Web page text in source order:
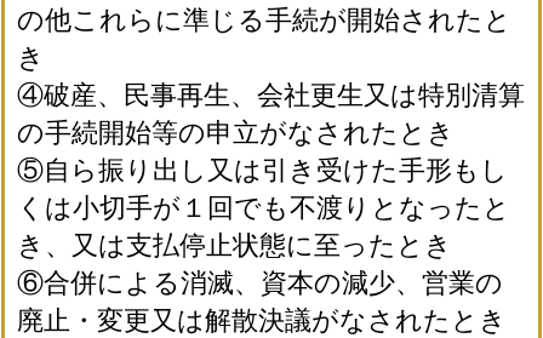
の他これらに準じる手続が開始されたと
き
④破産、民事再生、会社更生又は特別清算
の手続開始等の申立がなされたとき
⑤自ら振り出し又は引き受けた手形もし
くは小切手が１回でも不渡りとなったと
き、又は支払停止状態に至ったとき
⑥合併による消滅、資本の減少、営業の
廃止・変更又は解散決議がなされたとき